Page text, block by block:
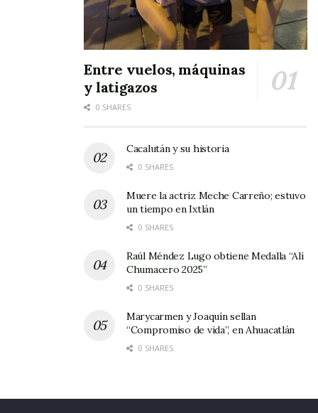
Entre vuelos, máquinas
y latigazos
0 SHARES
Cacalután y su historia
0 SHARES
Muere la actriz Meche Carreño; estuvo
un tiempo en Ixtlán
0 SHARES
Raúl Méndez Lugo obtiene Medalla “Alí
Chumacero 2025”
0 SHARES
Marycarmen y Joaquín sellan
“Compromiso de vida”, en Ahuacatlán
0 SHARES